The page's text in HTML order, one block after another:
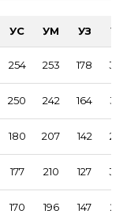
УС УМ УЗ
254 253 178
250 242 164
180 207 142
177 210 127
170 196 147